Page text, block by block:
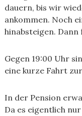
dauern, bis wir
ankommen. Noch
hinabsteigen.
Gegen 19:00 Uhr
eine kurze Fahrt
In der Pension
Da es eigentlich